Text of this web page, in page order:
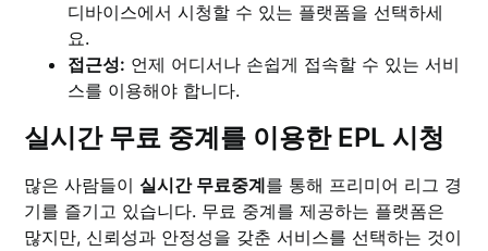
디바이스에서 시청할 수 있는 플랫폼을 선택하세
요.
접근성: 언제 어디서나 손쉽게 접속할 수 있는 서비
스를 이용해야 합니다.
실시간 무료 중계를 이용한 EPL 시청
많은 사람들이 실시간 무료중계를 통해 프리미어 리그 경
기를 즐기고 있습니다. 무료 중계를 제공하는 플랫폼은
많지만, 신뢰성과 안정성을 갖춘 서비스를 선택하는 것이